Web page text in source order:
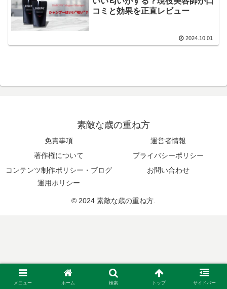
コミと効果を正直レビュー
2024.10.01
素敵な歳の重ね方
免責事項
運営者情報
著作権について
プライバシーポリシー
コンテンツ制作ポリシー・ブログ
運用ポリシー
お問い合わせ
© 2024 素敵な歳の重ね方.
メニュー ホーム 検索 トップ サイドバー